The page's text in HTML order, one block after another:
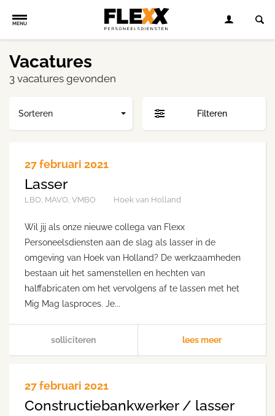
MENU
Vacatures
3 vacatures gevonden
Filteren
Sorteren
27 februari 2021
Lasser
LBO, MAVO, VMBO Hoek van Holland
Wil jij als onze nieuwe collega van Flexx
Personeelsdiensten aan de slag als lasser in de
omgeving van Hoek van Holland? De werkzaamheden
bestaan uit het samenstellen en hechten van
halffabricaten om het vervolgens af te lassen met het
Mig Mag lasproces. Je...
solliciteren lees meer
27 februari 2021
Constructiebankwerker / lasser